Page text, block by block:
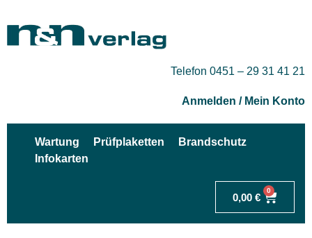
Telefon 0451 – 29 31 41 21
Anmelden / Mein Konto
Wartung Prüfplaketten
Brandschutz
Infokarten
0,00 €
0